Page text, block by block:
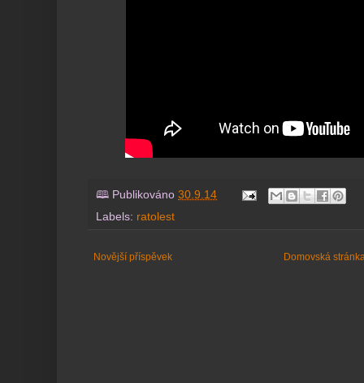
🕮 Publikováno 30.9.14
Labels: ratolest
Novější příspěvek Domovská